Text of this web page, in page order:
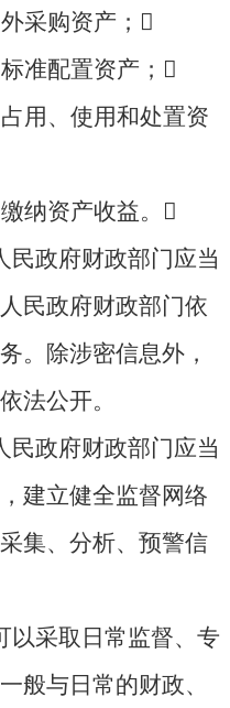
采购资产； 
准配置资产； 
用、使用和处置资
纳资产收益。 
政府财政部门应当
民政府财政部门依
。除涉密信息外，
法公开。
政府财政部门应当
建立健全监督网络
集、分析、预警信
采取日常监督、专
般与日常的财政、